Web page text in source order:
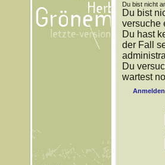
Du bist nicht
Du bist
versuche
Du hast
der Fall
Du
wartest
Anmelden